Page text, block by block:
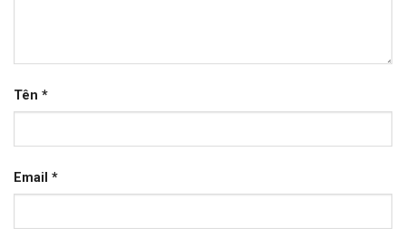
Tên *
Email *